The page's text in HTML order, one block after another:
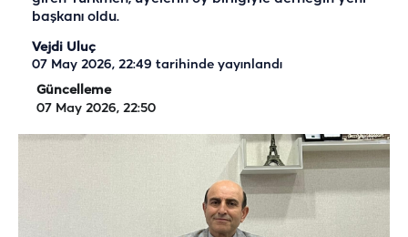
başkanı oldu.
Vejdi Uluç
07 May 2026, 22:49 tarihinde yayınlandı
Güncelleme
07 May 2026, 22:50